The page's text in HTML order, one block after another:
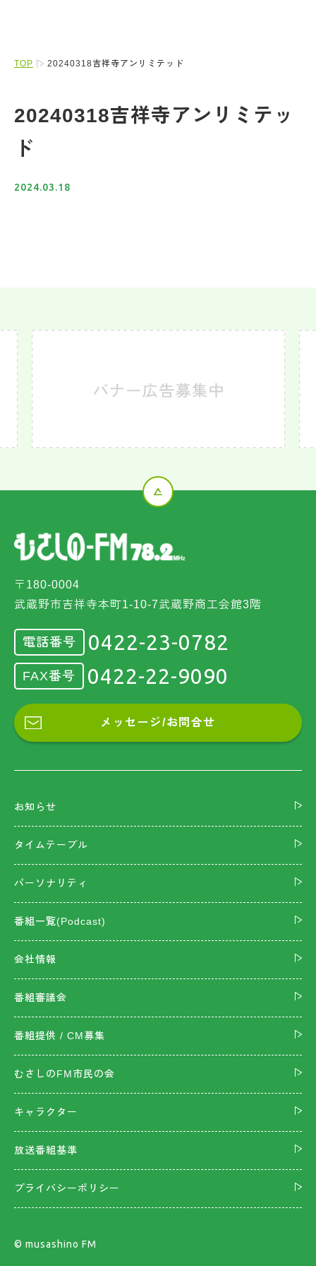
TOP 20240318吉祥寺アンリミテッド
20240318吉祥寺アンリミテッ
ド
2024.03.18
〒180-0004
武蔵野市吉祥寺本町1-10-7武蔵野商工会館3階
電話番号 0422-23-0782
FAX番号 0422-22-9090
メッセージ/お問合せ
お知らせ
タイムテーブル
パーソナリティ
番組一覧(Podcast)
会社情報
番組審議会
番組提供 / CM募集
むさしのFM市民の会
キャラクター
放送番組基準
プライバシーポリシー
©︎ musashino FM